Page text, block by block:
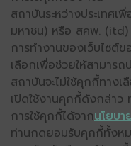
สถาบันระหว่างประเทศ
มหาชน) หรือ สคพ. (itd)
การทำงานของเว็บไซต์
เลือกเพื่อช่วยให้สามาร
สถาบันจะไม่ใช้คุกกี้ทาง
เปิดใช้งานคุกกี้ดังกล่าว
การใช้คุกกี้ได้จากนโยบา
ท่านกดยอมรับคุกกี้ทั้งห